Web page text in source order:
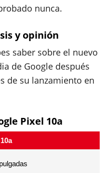
nunca.
y opinión
saber sobre el nuevo
de Google después
de su lanzamiento en
Pixel 10a